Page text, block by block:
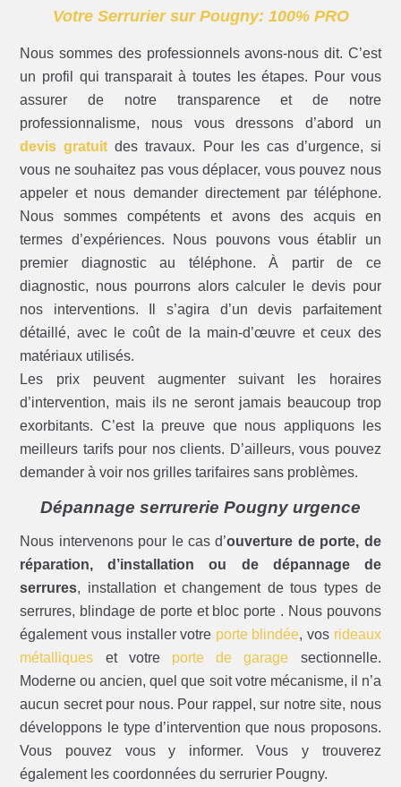
Votre Serrurier sur Pougny: 100% PRO
Nous sommes des professionnels avons-nous dit. C’est
un profil qui transparait à toutes les étapes. Pour vous
assurer de notre transparence et de notre
professionnalisme, nous vous dressons d’abord un
devis gratuit des travaux. Pour les cas d’urgence, si
vous ne souhaitez pas vous déplacer, vous pouvez nous
appeler et nous demander directement par téléphone.
Nous sommes compétents et avons des acquis en
termes d’expériences. Nous pouvons vous établir un
premier diagnostic au téléphone. À partir de ce
diagnostic, nous pourrons alors calculer le devis pour
nos interventions. Il s’agira d’un devis parfaitement
détaillé, avec le coût de la main-d’œuvre et ceux des
matériaux utilisés.
Les prix peuvent augmenter suivant les horaires
d’intervention, mais ils ne seront jamais beaucoup trop
exorbitants. C’est la preuve que nous appliquons les
meilleurs tarifs pour nos clients. D’ailleurs, vous pouvez
demander à voir nos grilles tarifaires sans problèmes.
Dépannage serrurerie Pougny urgence
Nous intervenons pour le cas d’ouverture de porte, de
réparation, d’installation ou de dépannage de
serrures, installation et changement de tous types de
serrures, blindage de porte et bloc porte . Nous pouvons
également vous installer votre porte blindée, vos rideaux
métalliques et votre porte de garage sectionnelle.
Moderne ou ancien, quel que soit votre mécanisme, il n’a
aucun secret pour nous. Pour rappel, sur notre site, nous
développons le type d’intervention que nous proposons.
Vous pouvez vous y informer. Vous y trouverez
également les coordonnées du serrurier Pougny.